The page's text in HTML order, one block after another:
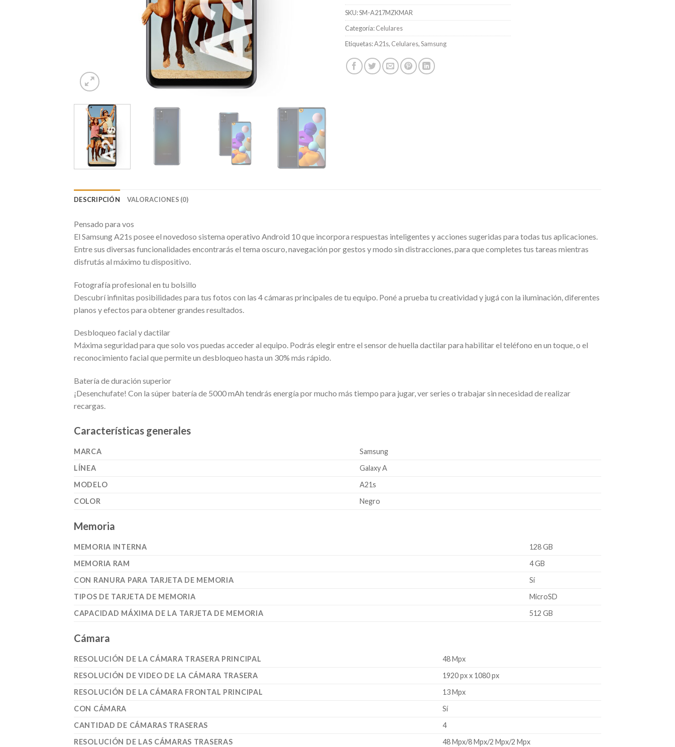
SKU:SM-A217MZKMAR
Categoría:Celulares
Etiquetas:A21s, Celulares,Samsung
DESCRIPCIÓN VALORACIONES (0)
Pensado para vos
El Samsung A21s posee el novedoso sistema operativo Android 10 que incorpora respuestas inteligentes y acciones sugeridas para todas tus aplicaciones.
Entre sus diversas funcionalidades encontrarás el tema oscuro, navegación por gestos y modo sin distracciones, para que completes tus tareas mientras
disfrutás al máximo tu dispositivo.
Fotografía profesional en tu bolsillo
Descubrí infinitas posibilidades para tus fotos con las 4 cámaras principales de tu equipo. Poné a prueba tu creatividad y jugá con la iluminación, diferentes
planos y efectos para obtener grandes resultados.
Desbloqueo facial y dactilar
Máxima seguridad para que solo vos puedas acceder al equipo. Podrás elegir entre el sensor de huella dactilar para habilitar el teléfono en un toque, o el
reconocimiento facial que permite un desbloqueo hasta un 30% más rápido.
Batería de duración superior
¡Desenchufate! Con la súper batería de 5000 mAh tendrás energía por mucho más tiempo para jugar, ver series o trabajar sin necesidad de realizar
recargas.
Características generales
MARCA
Samsung
LÍNEA
Galaxy A
MODELO
A21s
COLOR
Negro
Memoria
MEMORIA INTERNA
128 GB
MEMORIA RAM
4 GB
CON RANURA PARA TARJETA DE MEMORIA
Sí
TIPOS DE TARJETA DE MEMORIA
MicroSD
CAPACIDAD MÁXIMA DE LA TARJETA DE MEMORIA
512 GB
Cámara
RESOLUCIÓN DE LA CÁMARA TRASERA PRINCIPAL
48 Mpx
RESOLUCIÓN DE VIDEO DE LA CÁMARA TRASERA
1920 px x 1080 px
RESOLUCIÓN DE LA CÁMARA FRONTAL PRINCIPAL
13 Mpx
CON CÁMARA
Sí
CANTIDAD DE CÁMARAS TRASERAS
4
RESOLUCIÓN DE LAS CÁMARAS TRASERAS
48 Mpx/8 Mpx/2 Mpx/2 Mpx